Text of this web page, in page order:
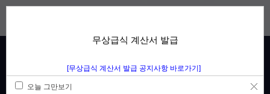
무상급식 계산서 발급
[무상급식 계산서 발급 공지사항 바로가기]
오늘 그만보기